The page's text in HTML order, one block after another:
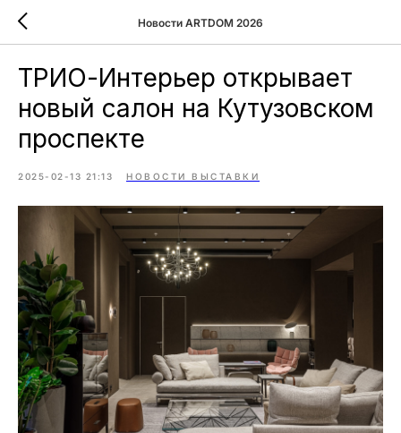
Новости ARTDOM 2026
ТРИО-Интерьер открывает
новый салон на Кутузовском
проспекте
2025-02-13 21:13 НОВОСТИ ВЫСТАВКИ